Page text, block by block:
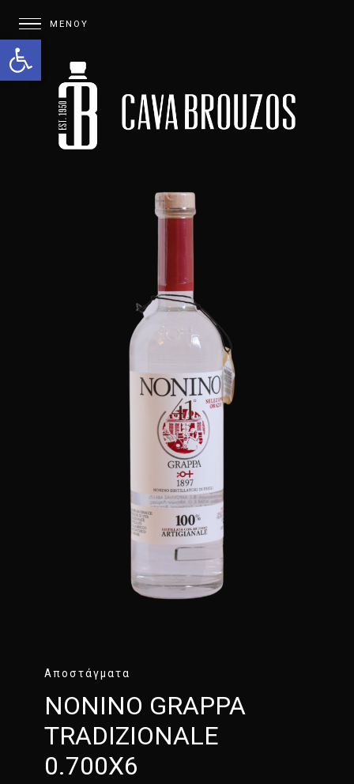
Open toolbar
Αποστάγματα
NONINO GRAPPA
TRADIZIONALE
0.700X6